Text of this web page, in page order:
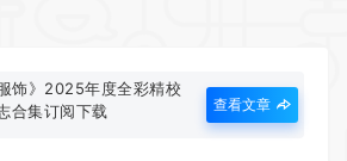
饰》2025年度全彩精校
合集订阅下载
查看文章